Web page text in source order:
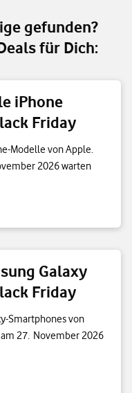
gefunden?
für Dich:
iPhone
Friday
Modelle von Apple.
2026 warten
Galaxy
Friday
Smartphones von
am 27. November 2026